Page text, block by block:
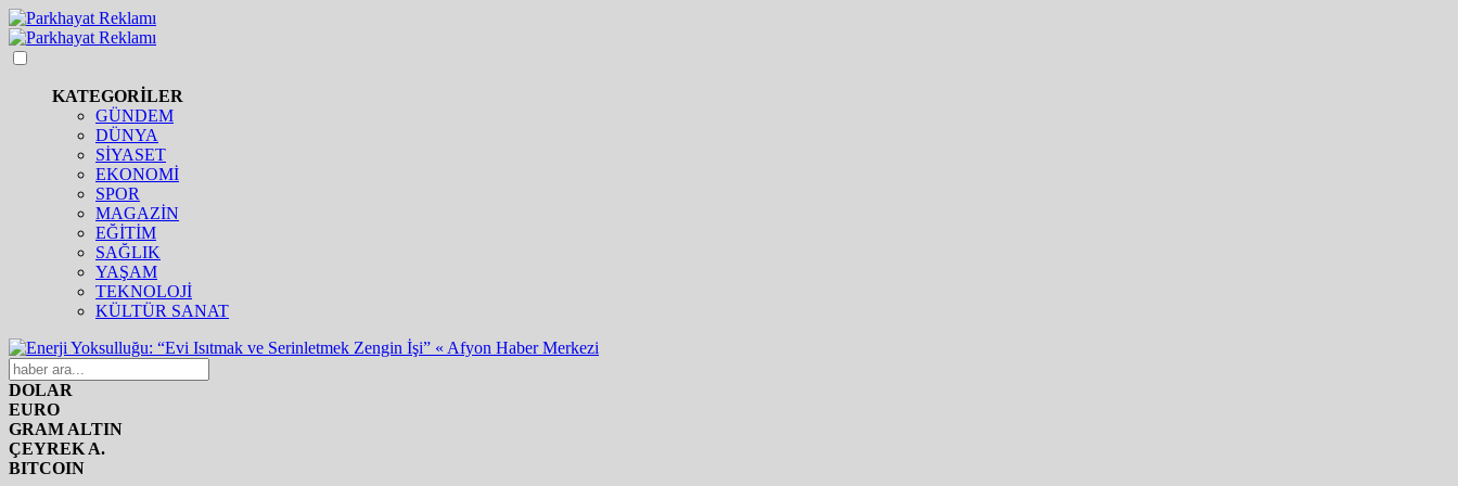
KATEGORİLER
GÜNDEM
DÜNYA
SİYASET
EKONOMİ
SPOR
MAGAZİN
EĞİTİM
SAĞLIK
YAŞAM
TEKNOLOJİ
KÜLTÜR SANAT
DOLAR
EURO
GRAM ALTIN
ÇEYREK A.
BITCOIN